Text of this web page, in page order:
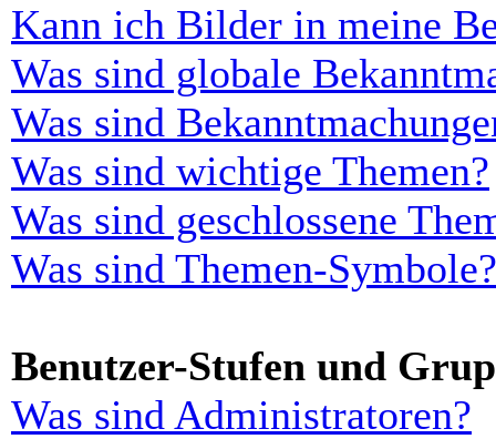
Kann ich Bilder in meine
Was sind globale
Was sind
Was sind wichtige Themen?
Was sind geschlossene
Was sind Themen-Symbole?
Benutzer-Stufen und
Was sind Administratoren?